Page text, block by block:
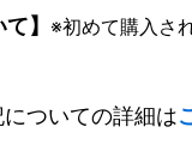
】 ※初めて購入さ
ついての詳細は